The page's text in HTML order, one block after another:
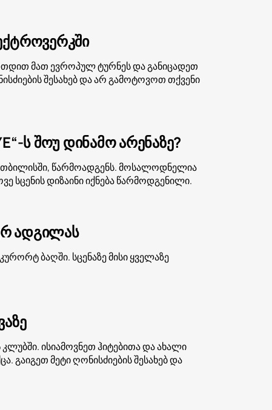
მათ ევროპულ ტურნეს და განიცადეთ
შესახებ და არ გამოტოვოთ თქვენი
ს შოუ დინამო არენაზე?
თბილისში, წარმოადგენს. მოსალოდნელია
სცენის დიზაინი იქნება წარმოდგენილი.
ადგილას
ბაღში. სცენაზე მისი ყველაზე
ისიამოვნეთ ჰიტებითა და ახალი
მეტი ღონისძიების შესახებ და